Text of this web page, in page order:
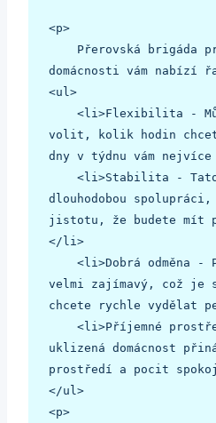
<p>
domácnosti vám nabízí
<ul>
volit, kolik hodin
dny v týdnu vám
dlouhodobou
jistotu, že budete mít
</li>
velmi zajímavý, což je
chcete rychle vydělat
uklizená domácnost
prostředí a pocit
</ul>
<p>